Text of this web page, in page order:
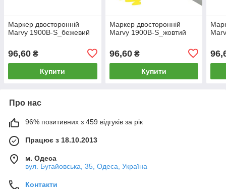
Маркер двосторонній
Marvy 1900B-S_бежевий
96,60 ₴
Купити
Маркер двосторонній
Marvy 1900B-S_жовтий
96,60₴
Купити
Про нас
96% позитивних з 459 відгуків за рік
Працює з 18.10.2013
м. Одеса
вул. Бугайовська, 35, Одеса, Україна
Контакти